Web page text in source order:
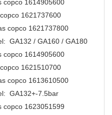
copco 1614905600
1621737600
copco 1621737800
GA132 / GA160 / GA180
copco 1614905600
1621510700
copco 1613610500
GA132+-7.5bar
copco 1623051599